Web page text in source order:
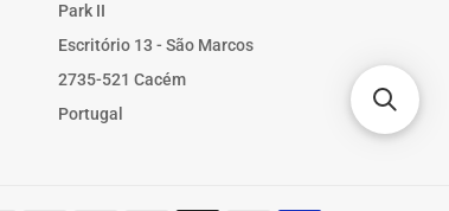
Park II
Escritório 13 - São Marcos
2735-521 Cacém
Portugal